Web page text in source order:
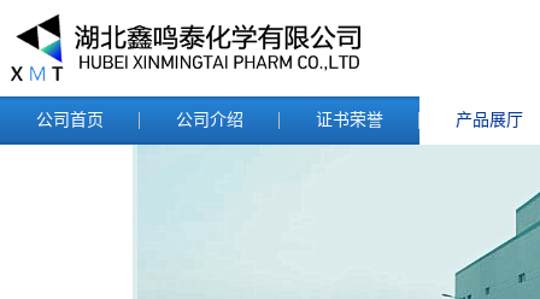
公司首页 公司介绍 证书荣誉 产品展厅